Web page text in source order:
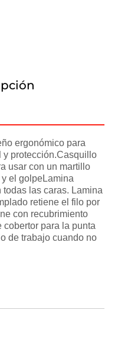
ergonómico para
y protección.Casquillo
usar con un martillo
el golpeLamina
las caras. Lamina
retiene el filo por
con recubrimiento
cobertor para la punta
de trabajo cuando no